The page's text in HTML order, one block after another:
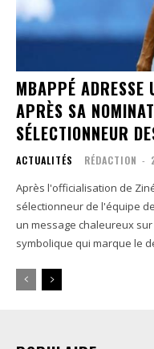
MBAPPÉ ADRESSE
APRÈS SA
SÉLECTIONNEUR
ACTUALITÉS RÉDACTION -
Après l'officialisation de
sélectionneur de l'équipe
un message chaleureux
symbolique qui marque le